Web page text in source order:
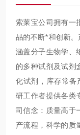
索莱宝公司拥有一
品的不断*和创新
涵盖分子生物学、
的多种试剂及试剂
化试剂，库存常备
研工作者提供各类
司信念：质量高于
产流程，科学的质